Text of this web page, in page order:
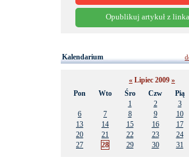
Opublikuj artykuł z
Kalendarium
« Lipiec 2009 »
Pon
Wto Śro Czw Pią
1
2 3
6
7 8 9 10
13
14 15 16 17
20
21 22 23 24
27
28 29 30 31